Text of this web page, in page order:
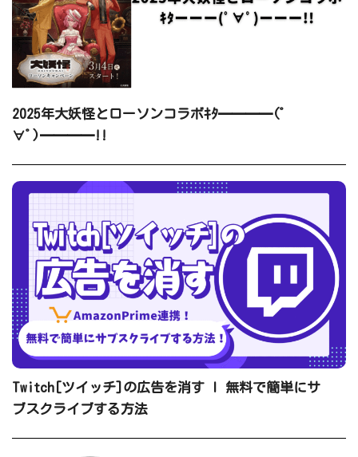
2025年大妖怪とローソンコラボｷﾀ━━━━(ﾟ
∀ﾟ)━━━━!!
Twitch[ツイッチ]の広告を消す l 無料で簡単にサ
ブスクライブする方法